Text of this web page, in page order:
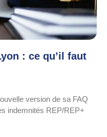
: ce qu’il faut
version de sa FAQ
indemnités REP/REP+